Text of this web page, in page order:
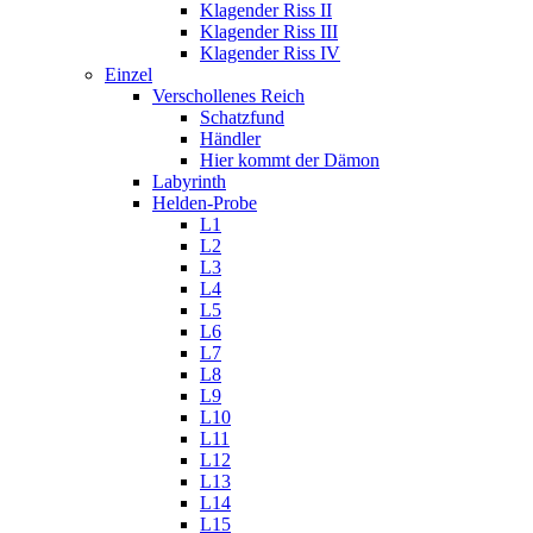
Klagender Riss II
Klagender Riss III
Klagender Riss IV
Einzel
Verschollenes Reich
Schatzfund
Händler
Hier kommt der Dämon
Labyrinth
Helden-Probe
L1
L2
L3
L4
L5
L6
L7
L8
L9
L10
L11
L12
L13
L14
L15